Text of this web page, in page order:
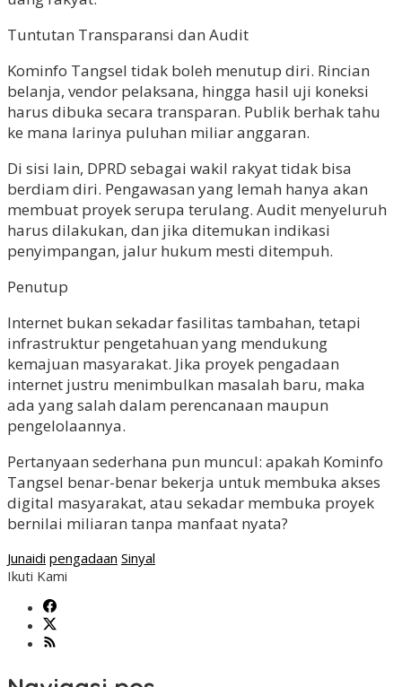
Tuntutan Transparansi dan Audit
Kominfo Tangsel tidak boleh menutup diri. Rincian
belanja, vendor pelaksana, hingga hasil uji koneksi
harus dibuka secara transparan. Publik berhak tahu
ke mana larinya puluhan miliar anggaran.
Di sisi lain, DPRD sebagai wakil rakyat tidak bisa
berdiam diri. Pengawasan yang lemah hanya akan
membuat proyek serupa terulang. Audit menyeluruh
harus dilakukan, dan jika ditemukan indikasi
penyimpangan, jalur hukum mesti ditempuh.
Penutup
Internet bukan sekadar fasilitas tambahan, tetapi
infrastruktur pengetahuan yang mendukung
kemajuan masyarakat. Jika proyek pengadaan
internet justru menimbulkan masalah baru, maka
ada yang salah dalam perencanaan maupun
pengelolaannya.
Pertanyaan sederhana pun muncul: apakah Kominfo
Tangsel benar-benar bekerja untuk membuka akses
digital masyarakat, atau sekadar membuka proyek
bernilai miliaran tanpa manfaat nyata?
Junaidi pengadaan Sinyal
Ikuti Kami